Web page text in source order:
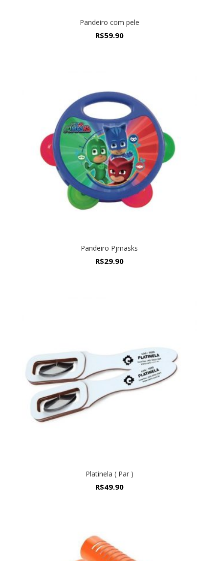
Pandeiro com pele
R$59.90
Pandeiro Pjmasks
R$29.90
Platinela ( Par )
R$49.90